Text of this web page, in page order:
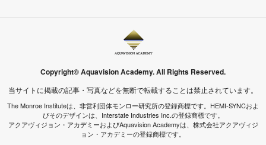
Copyright© Aquavision Academy. All Rights Reserved.
当サイトに掲載の記事・写真などを無断で転載することは禁止されています。
The Monroe Instituteは、非営利団体モンロー研究所の登録商標です。HEMI-SYNCおよ
びそのデザインは、Interstate Industries Inc.の登録商標です。
アクアヴィジョン・アカデミーおよびAquavision Academyは、株式会社アクアヴィジ
ョン・アカデミーの登録商標です。